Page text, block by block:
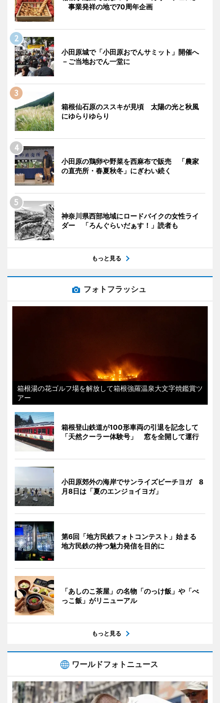
事業発祥の地で70周年企画
小田原城で「小田原おでんサミット」開催へ
－ご当地おでん一堂に
箱根仙石原のススキが見頃 太陽の光と秋風
にゆらりゆらり
小田原の鶏卵や野菜を西麻布で販売 「農家
の直売所・春夏秋冬」にぎわい続く
神奈川県西部地域にロードバイクの女性ライ
ダー 「ろんぐらいだぁす！」読者も
もっと見る
フォトフラッシュ
箱根湯の花ゴルフ場を解放して箱根強羅温泉大文字焼鑑賞ツ
アー
箱根登山鉄道が100形車両の引退を記念して
「天然クーラー体験号」 窓を全開して運行
小田原郊外の海岸でサンライズビーチヨガ 8
月8日は「夏のエンジョイヨガ」
第6回「地方民鉄フォトコンテスト」始まる
地方民鉄の持つ魅力発信を目的に
「あしのこ茶屋」の名物「のっけ飯」や「べ
っこ飯」がリニューアル
もっと見る
ワールドフォトニュース